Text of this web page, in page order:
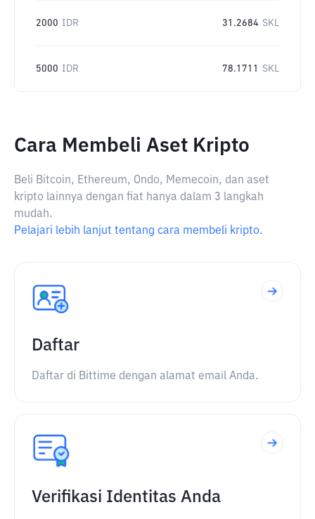
2000 IDR 31.2684 SKL
5000 IDR 78.1711 SKL
Cara Membeli Aset Kripto
Beli Bitcoin, Ethereum, Ondo, Memecoin, dan aset
kripto lainnya dengan fiat hanya dalam 3 langkah
mudah.
Pelajari lebih lanjut tentang cara membeli kripto.
Daftar
Daftar di Bittime dengan alamat email Anda.
Verifikasi Identitas Anda